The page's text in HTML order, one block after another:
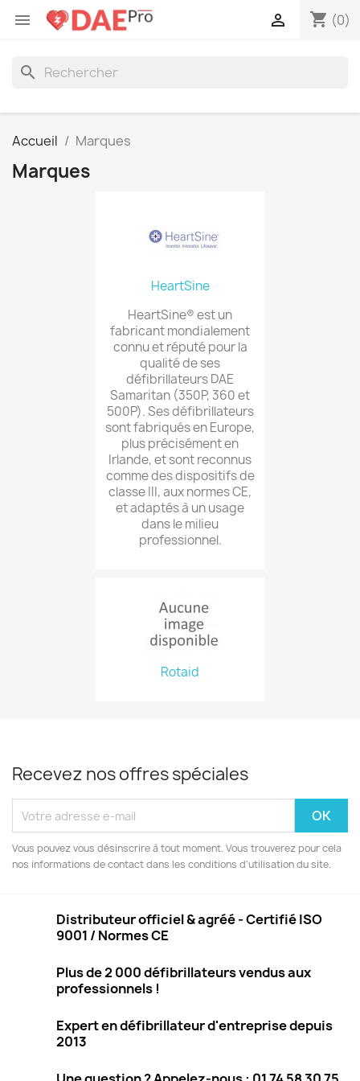
 shopping_cart (0)

search
Accueil Marques
Marques
HeartSine
HeartSine® est un
fabricant mondialement
connu et réputé pour la
qualité de ses
défibrillateurs DAE
Samaritan (350P, 360 et
500P). Ses défibrillateurs
sont fabriqués en Europe,
plus précisément en
Irlande, et sont reconnus
comme des dispositifs de
classe III, aux normes CE,
et adaptés à un usage
dans le milieu
professionnel.
Rotaid
Recevez nos offres spéciales
Vous pouvez vous désinscrire à tout moment. Vous trouverez pour cela
nos informations de contact dans les conditions d'utilisation du site.
Distributeur officiel & agréé - Certifié ISO
9001 / Normes CE
Plus de 2 000 défibrillateurs vendus aux
professionnels !
Expert en défibrillateur d'entreprise depuis
2013